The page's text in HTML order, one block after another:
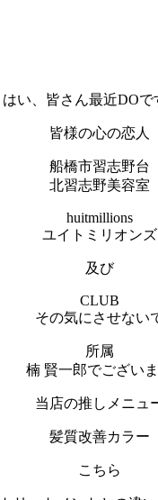
はい、皆さん最近DOで
皆様の心の恋人
船橋市習志野台
北習志野美容室
huitmillions
ユイトミリオンズ
及び
CLUB
その気にさせない
所属
楠 賢一郎でござい
当店の推しメニュ
髪質改善カラー
こちら